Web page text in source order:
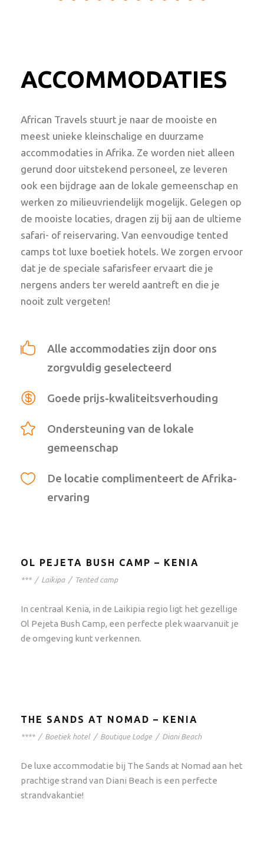
ACCOMMODATIES
African Travels stuurt je naar de mooiste en
meest unieke kleinschalige en duurzame
accommodaties in Afrika. Ze worden niet alleen
gerund door uitstekend personeel, ze leveren
ook een bijdrage aan de lokale gemeenschap en
werken zo milieuvriendelijk mogelijk. Gelegen op
de mooiste locaties, dragen zij bij aan de ultieme
safari- of reiservaring. Van eenvoudige tented
camps tot luxe boetiek hotels. We zorgen ervoor
dat je de speciale safarisfeer ervaart die je
nergens anders ter wereld aantreft en die je
nooit zult vergeten!
Alle accommodaties zijn door ons
zorgvuldig geselecteerd
Goede prijs-kwaliteitsverhouding
Ondersteuning van de lokale
gemeenschap
De locatie complimenteert de Afrika-
ervaring
OL PEJETA BUSH CAMP – KENIA
*** / Laikipa / Tented camp
In centraal Kenia, in de Laikipia regio ligt het gezellige
Ol Pejeta Bush Camp, een perfecte plek waarvanuit je
de omgeving kunt verkennen.
THE SANDS AT NOMAD – KENIA
**** / Boetiek hotel / Boutique Lodge / Diani Beach
De luxe accommodatie bij The Sands at Nomad aan het
prachtige strand van Diani Beach is een perfecte
strandvakantie!